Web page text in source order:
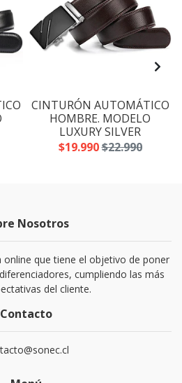
CINTURÓN AUTOMÁTICO
HOMBRE. MODELO
LUXURY SILVER
$19.990$22.990
Nosotros
online que tiene el objetivo de poner
cumpliendo las más
del cliente.
Contacto